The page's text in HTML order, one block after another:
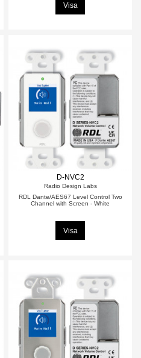
Visa
D-NVC2
Radio Design Labs
RDL Dante/AES67 Level Control Two
Channel with Screen - White
Visa